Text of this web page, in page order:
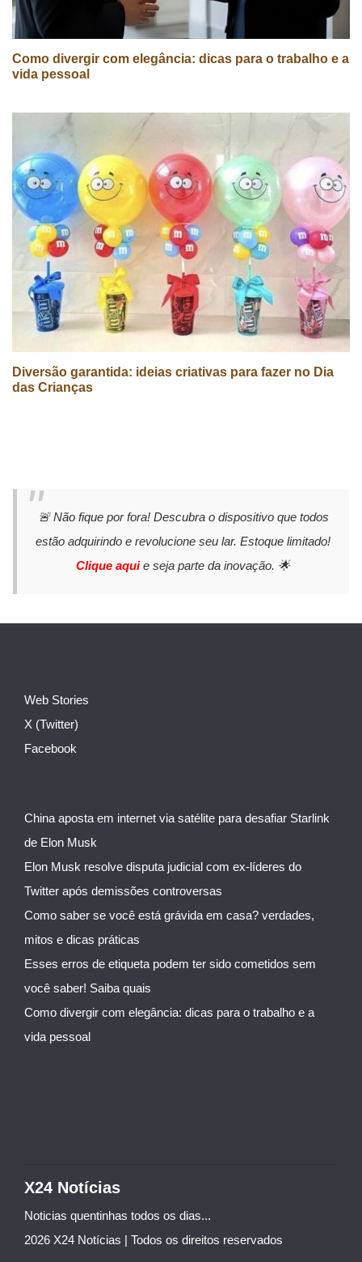
Como divergir com elegância: dicas para o trabalho e a
vida pessoal
Diversão garantida: ideias criativas para fazer no Dia
das Crianças
🚨 Não fique por fora! Descubra o dispositivo que todos
estão adquirindo e revolucione seu lar. Estoque limitado!
Clique aquie seja parte da inovação. 🌟
Web Stories
X (Twitter)
Facebook
China aposta em internet via satélite para desafiar Starlink
de Elon Musk
Elon Musk resolve disputa judicial com ex-líderes do
Twitter após demissões controversas
Como saber se você está grávida em casa? verdades,
mitos e dicas práticas
Esses erros de etiqueta podem ter sido cometidos sem
você saber! Saiba quais
Como divergir com elegância: dicas para o trabalho e a
vida pessoal
X24 Notícias
Noticias quentinhas todos os dias...
2026 X24 Notícias | Todos os direitos reservados